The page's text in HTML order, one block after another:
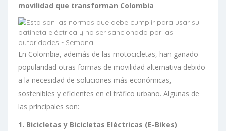
movilidad que transforman Colombia
En Colombia, además de las motocicletas, han ganado
popularidad otras formas de movilidad alternativa debido
a la necesidad de soluciones más económicas,
sostenibles y eficientes en el tráfico urbano. Algunas de
las principales son:
1. Bicicletas y Bicicletas Eléctricas (E-Bikes)